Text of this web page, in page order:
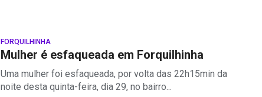
FORQUILHINHA
Mulher é esfaqueada em Forquilhinha
Uma mulher foi esfaqueada, por volta das 22h15min da
noite desta quinta-feira, dia 29, no bairro...